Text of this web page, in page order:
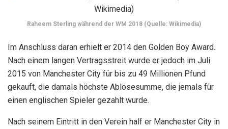
Raheem Sterling während der WM 2018 (Quelle: Wikimedia)
Im Anschluss daran erhielt er 2014 den Golden Boy Award.
Nach einem langen Vertragsstreit wurde er jedoch im Juli
2015 von Manchester City für bis zu 49 Millionen Pfund
gekauft, die damals höchste Ablösesumme, die jemals für
einen englischen Spieler gezahlt wurde.
Nach seinem Eintritt in den Verein half er Manchester City in